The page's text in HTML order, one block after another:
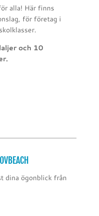
alla! Här finns
för företag i
och 10
dina ögonblick från